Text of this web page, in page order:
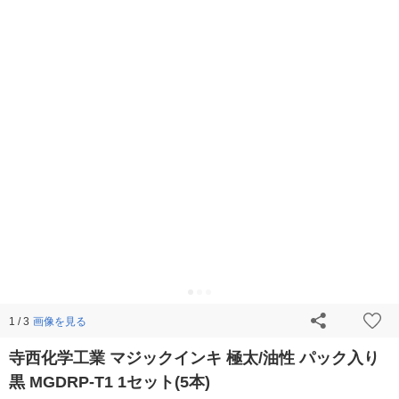
1 / 3 画像を見る
寺西化学工業 マジックインキ 極太/油性 パック入り
黒 MGDRP-T1 1セット(5本)